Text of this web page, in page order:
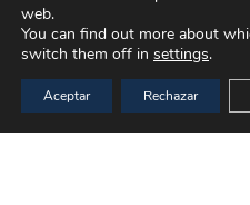
O vea nuestro
Directorio Global
web.
You can find out more about
switch them off in settings.
Aceptar Rechazar